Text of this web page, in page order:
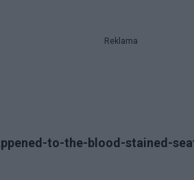
Reklama
to-the-blood-stained-